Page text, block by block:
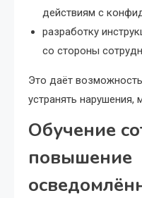
действиям с
разработку
со стороны
Это даёт
устранять нарушения,
Обучение
повышение